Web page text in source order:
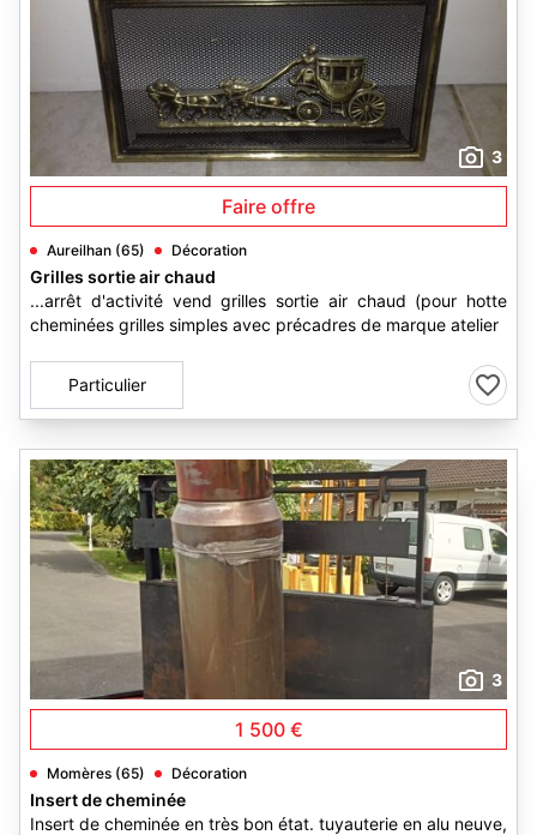
3
Faire offre
Aureilhan (65) Décoration
Grilles sortie air chaud
...arrêt d'activité vend grilles sortie air chaud (pour hotte
cheminées grilles simples avec précadres de marque atelier
Particulier
3
1 500 €
Momères (65) Décoration
Insert de cheminée
Insert de cheminée en très bon état. tuyauterie en alu neuve,